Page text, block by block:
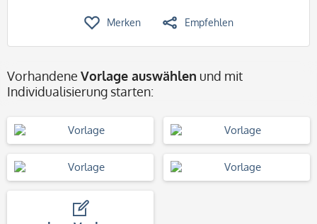
Merken Empfehlen
Vorhandene Vorlage auswählen und mit
Individualisierung starten: